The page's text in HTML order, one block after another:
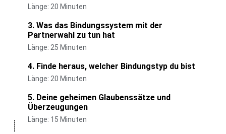
Länge: 20 Minuten
3. Was das Bindungssystem mit der
Partnerwahl zu tun hat
Länge: 25 Minuten
4. Finde heraus, welcher Bindungstyp du bist
Länge: 20 Minuten
5. Deine geheimen Glaubenssätze und
Überzeugungen
Länge: 15 Minuten